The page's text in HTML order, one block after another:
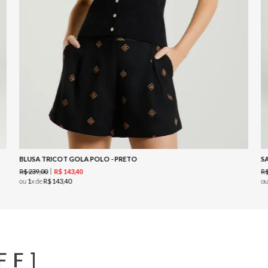
BLUSA TRICOT GOLA POLO - PRETO
R$239,00 R$ 143,40
ou 1x deR$143,40
ou